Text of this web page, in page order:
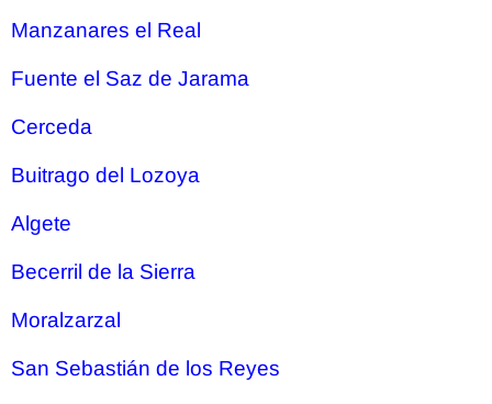
Manzanares el Real
Fuente el Saz de Jarama
Cerceda
Buitrago del Lozoya
Algete
Becerril de la Sierra
Moralzarzal
San Sebastián de los Reyes